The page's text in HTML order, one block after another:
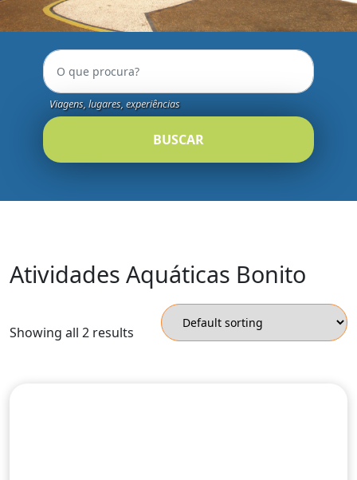
Viagens, lugares, experiências
BUSCAR
Atividades Aquáticas Bonito
Showing all 2 results